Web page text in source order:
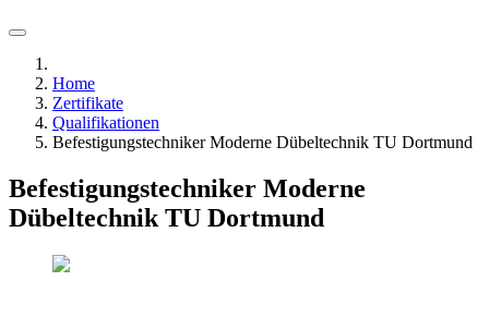
Home
Zertifikate
Qualifikationen
Befestigungstechniker Moderne Dübeltechnik TU Dortmund
Befestigungstechniker Moderne
Dübeltechnik TU Dortmund